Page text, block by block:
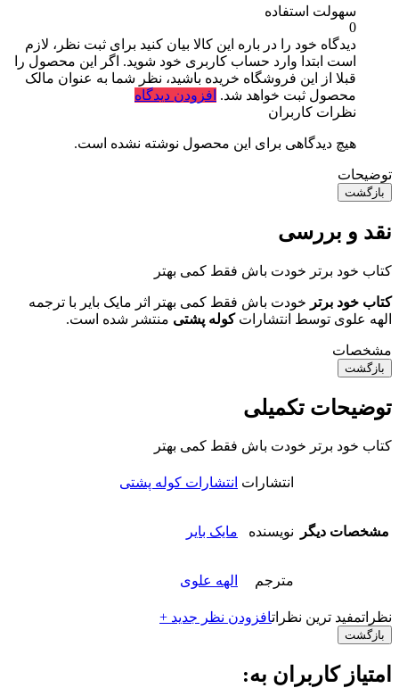
سهولت استفاده
0
دیدگاه خود را در باره این کالا بیان کنید برای ثبت نظر، لازم
است ابتدا وارد حساب کاربری خود شوید. اگر این محصول را
قبلا از این فروشگاه خریده باشید، نظر شما به عنوان مالک
محصول ثبت خواهد شد. افزودن دیدگاه
نظرات کاربران
هیچ دیدگاهی برای این محصول نوشته نشده است.
توضیحات
بازگشت
نقد و بررسی
کتاب خود برتر خودت باش فقط کمی بهتر
کتاب خود برتر خودت باش فقط کمی بهتر اثر مایک بایر با ترجمه
الهه علوی توسط انتشاراتکوله پشتی منتشر شده است.
مشخصات
بازگشت
توضیحات تکمیلی
کتاب خود برتر خودت باش فقط کمی بهتر
مشخصات دیگر
انتشارات انتشارات کوله پشتی
نویسنده مایک بایر
مترجم الهه علوی
نظراتمفید ترین نظراتافزودن نظر جدید +
بازگشت
امتیاز کاربران به: